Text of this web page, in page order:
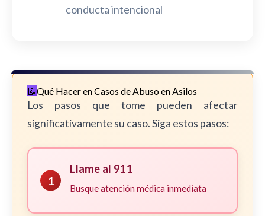
conducta intencional
Qué Hacer en Casos de Abuso en Asilos
Los pasos que tome pueden afectar
significativamente su caso. Siga estos pasos:
1
Llame al 911
Busque atención médica inmediata